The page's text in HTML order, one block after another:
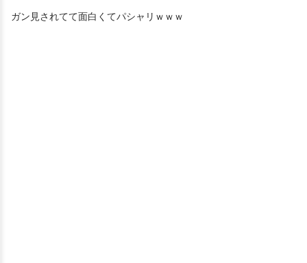
ガン見されてて面白くてパシャリｗｗｗ